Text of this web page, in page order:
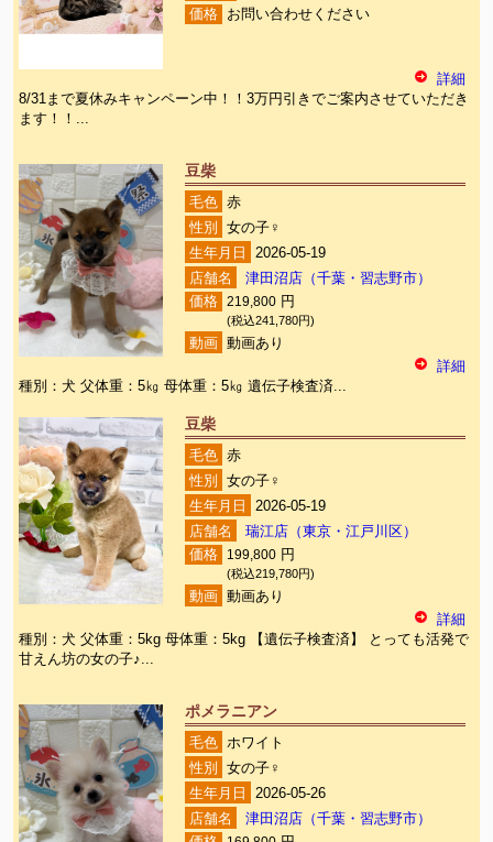
価格
お問い合わせください
詳細
8/31まで夏休みキャンペーン中！！3万円引きでご案内させていただき
ます！！...
豆柴
毛色 赤
性別
女の子♀
生年月日
2026-05-19
店舗名
津田沼店（千葉・習志野市）
価格 219,800 円
(税込241,780円)
動画
動画あり
詳細
種別：犬 父体重：5㎏ 母体重：5㎏ 遺伝子検査済...
豆柴
毛色 赤
性別
女の子♀
生年月日
2026-05-19
店舗名
瑞江店（東京・江戸川区）
価格
199,800 円
(税込219,780円)
動画
動画あり
詳細
種別：犬 父体重：5kg 母体重：5kg 【遺伝子検査済】 とっても活発で
甘えん坊の女の子♪...
ポメラニアン
毛色 ホワイト
性別
女の子♀
生年月日
2026-05-26
店舗名
津田沼店（千葉・習志野市）